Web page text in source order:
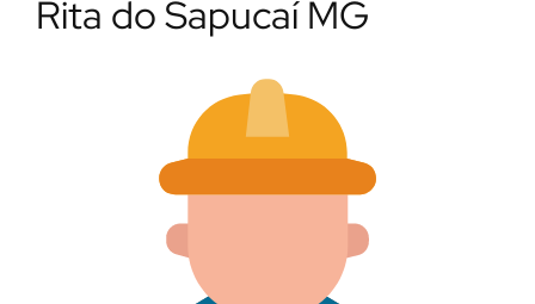
Rita do Sapucaí MG